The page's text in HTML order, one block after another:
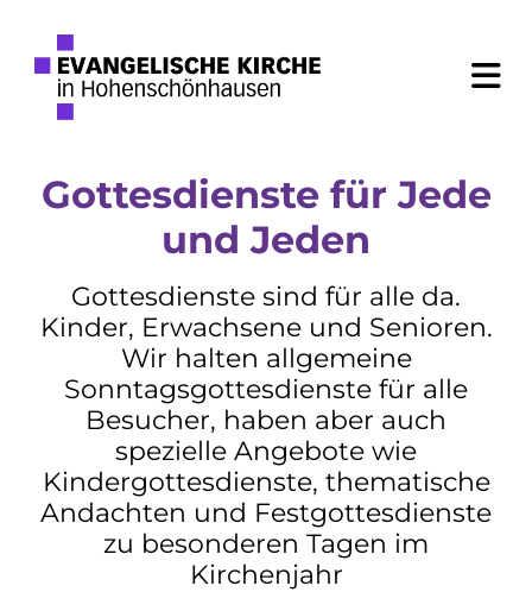
Gottesdienste für Jede
und Jeden
Gottesdienste sind für alle da.
Kinder, Erwachsene und Senioren.
Wir halten allgemeine
Sonntagsgottesdienste für alle
Besucher, haben aber auch
spezielle Angebote wie
Kindergottesdienste, thematische
Andachten und Festgottesdienste
zu besonderen Tagen im
Kirchenjahr